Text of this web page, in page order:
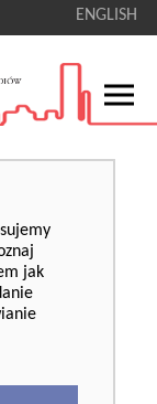
ENGLISH
jak